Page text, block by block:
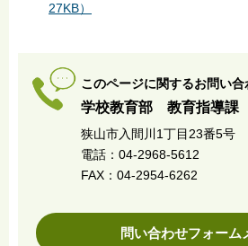
27KB）
このページに関するお問い合
学校教育部 教育指導課
狭山市入間川1丁目23番5号
電話：04-2968-5612
FAX：04-2954-6262
問い合わせフォーム